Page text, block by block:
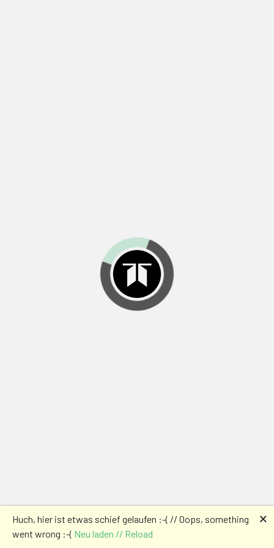
Huch, hier ist etwas schief gelaufen :-( // Oops, something
went wrong :-( Neu laden // Reload
🗙